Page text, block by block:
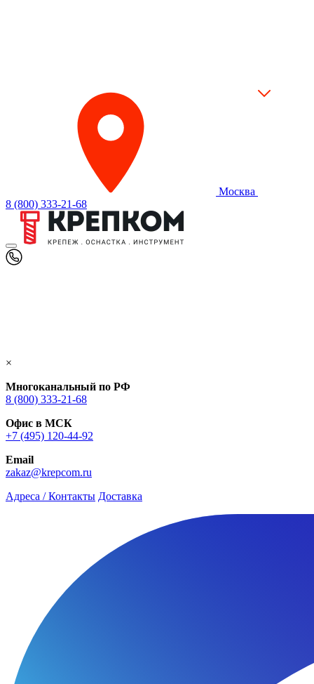
Москва
8 (800) 333-21-68
×
Многоканальный по РФ
8 (800) 333‑21-68
Офис в МСК
+7 (495) 120-44-92
Email
zakaz@krepcom.ru
Адреса / Контакты Доставка